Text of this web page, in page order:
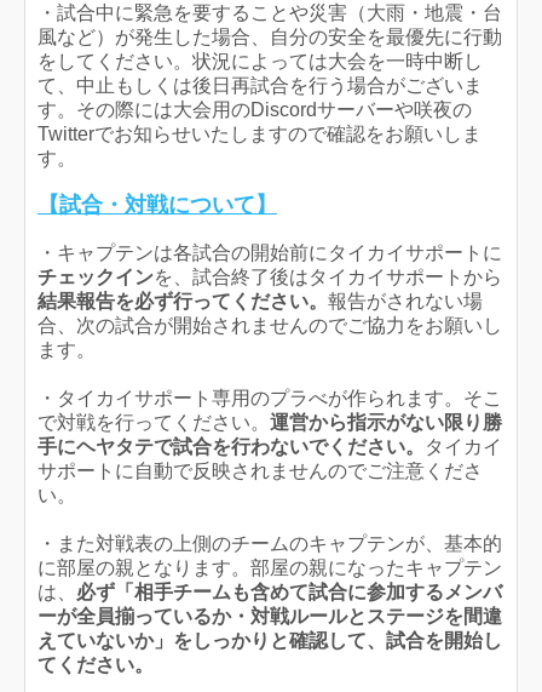
・試合中に緊急を要することや災害（大雨・地震・台
風など）が発生した場合、自分の安全を最優先に行動
をしてください。状況によっては大会を一時中断し
て、中止もしくは後日再試合を行う場合がございま
す。その際には大会用のDiscordサーバーや咲夜の
Twitterでお知らせいたしますので確認をお願いしま
す。
【試合・対戦について】
・キャプテンは各試合の開始前にタイカイサポートに
チェックインを、試合終了後はタイカイサポートから
結果報告を必ず行ってください。 報告がされない場
合、次の試合が開始されませんのでご協力をお願いし
ます。
・タイカイサポート専用のプラべが作られます。そこ
で対戦を行ってください。 運営から指示がない限り勝
手にヘヤタテで試合を行わないでください。
タイカイ
サポートに自動で反映されませんのでご注意くださ
い。
・また対戦表の上側のチームのキャプテンが、基本的
に部屋の親となります。部屋の親になったキャプテン
は、 必ず「相手チームも含めて試合に参加するメンバ
ーが全員揃っているか・対戦ルールとステージを間違
えていないか」をしっかりと確認して、試合を開始し
てください。